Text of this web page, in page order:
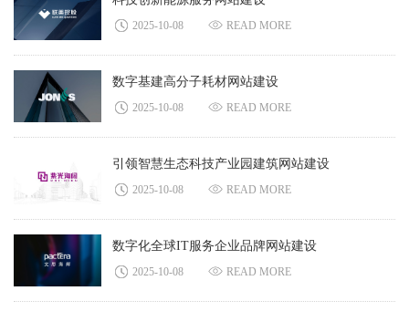
2025-10-08 READ MORE
数字基建高分子耗材网站建设
2025-10-08 READ MORE
引领智慧生态科技产业园建筑网站建设
2025-10-08 READ MORE
数字化全球IT服务企业品牌网站建设
2025-10-08 READ MORE